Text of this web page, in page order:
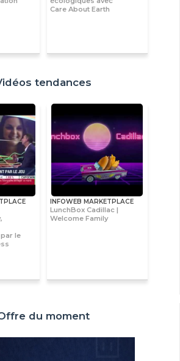
Care About Earth
tendances
le
INFOWEB MARKETPLACE
LunchBox Cadillac |
Welcome Family
du moment